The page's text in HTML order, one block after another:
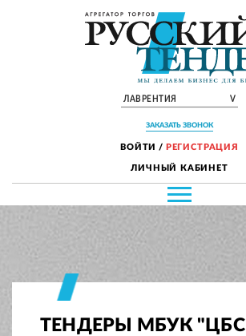
ЛАВРЕНТИЯ V
ЗАКАЗАТЬ ЗВОНОК
ВОЙТИ / РЕГИСТРАЦИЯ
ЛИЧНЫЙ КАБИНЕТ
ТЕНДЕРЫ МБУК "ЦБС